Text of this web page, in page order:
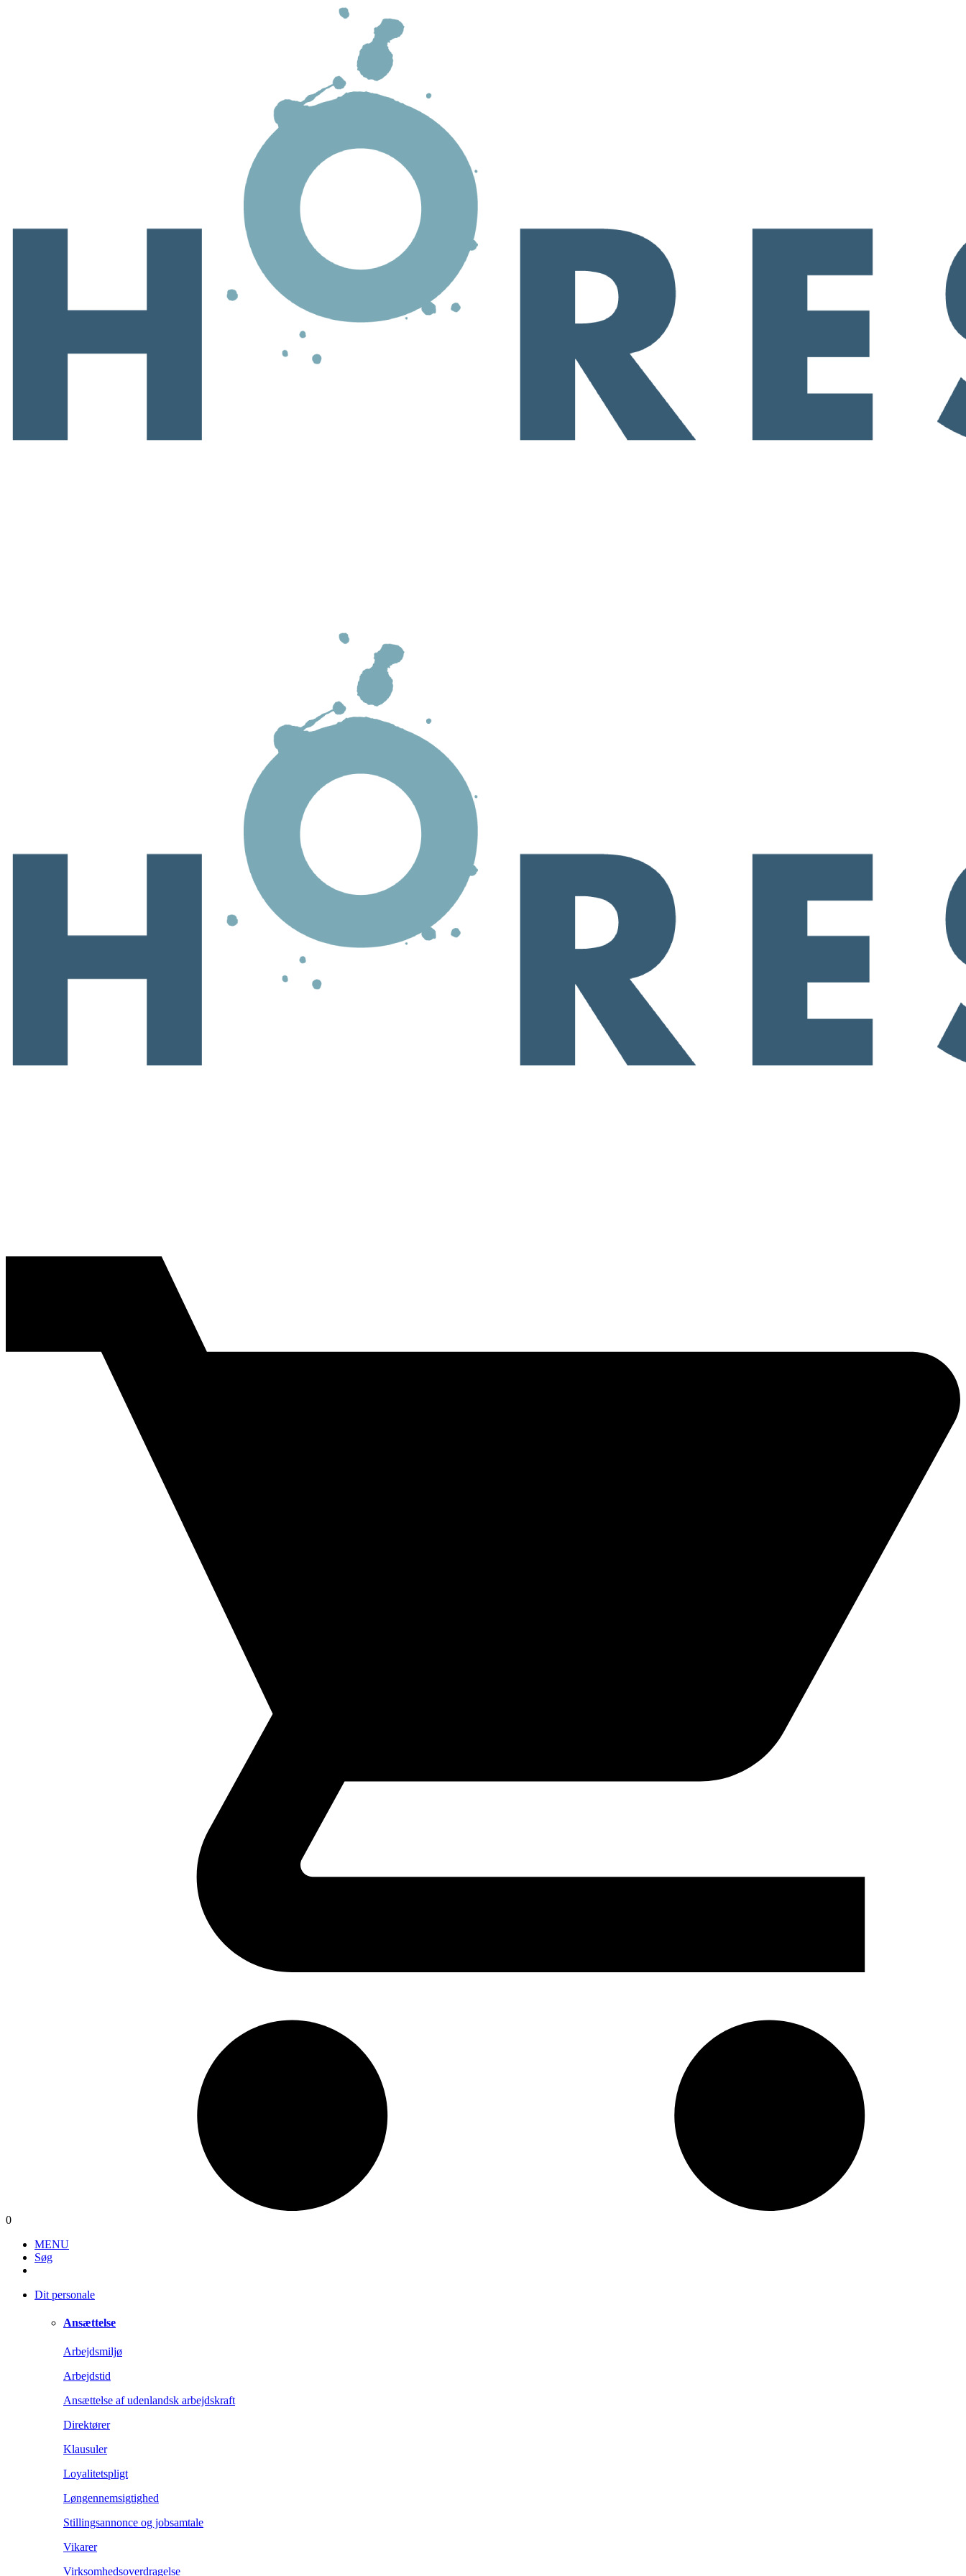
0
MENU
Søg
Dit personale
Ansættelse
Arbejdsmiljø
Arbejdstid
Ansættelse af udenlandsk arbejdskraft
Direktører
Klausuler
Loyalitetspligt
Løngennemsigtighed
Stillingsannonce og jobsamtale
Vikarer
Virksomhedsoverdragelse